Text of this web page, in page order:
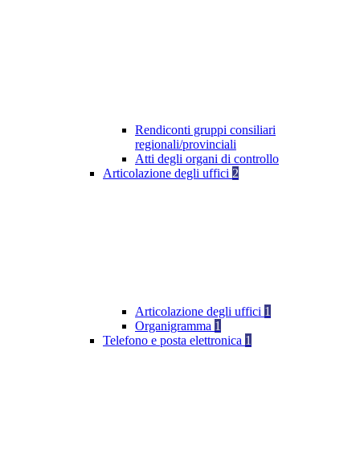
Rendiconti gruppi consiliari
regionali/provinciali
Atti degli organi di controllo
Articolazione degli uffici 2
Articolazione degli uffici 1
Organigramma 1
Telefono e posta elettronica 1